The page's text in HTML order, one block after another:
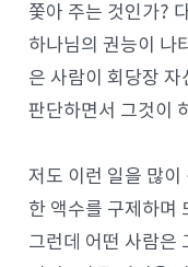
쫓아 주는 것인가?
하나님의 권능이 나
은 사람이 회당장
판단하면서 그것이
저도 이런 일을 많
한 액수를 구제하며
그런데 어떤 사람은